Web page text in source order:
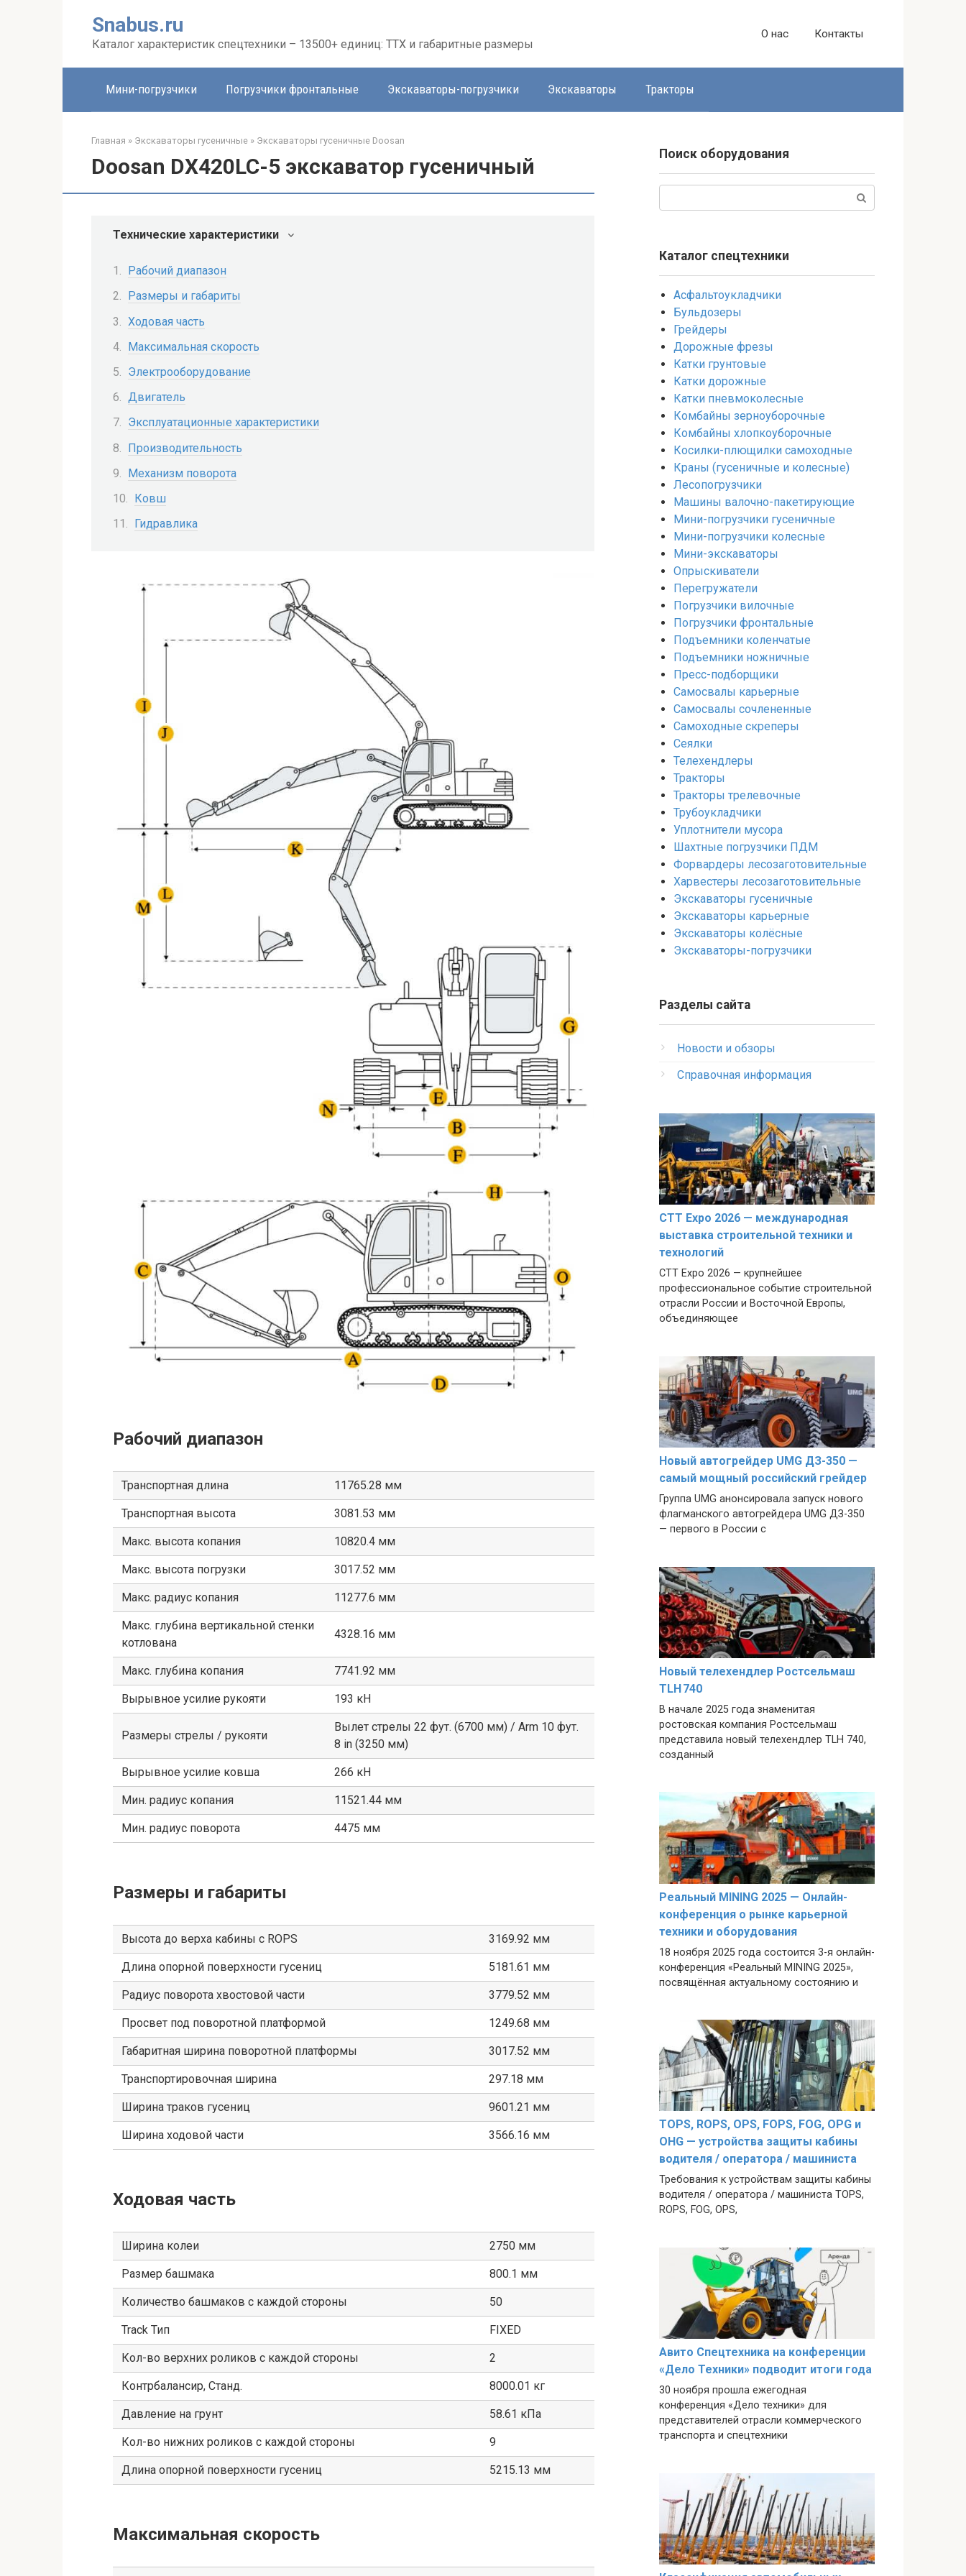
Snabus.ru
Каталог характеристик спецтехники – 13500+ единиц: ТТХ и габаритные размеры
О нас Контакты
Мини-погрузчики Погрузчики фронтальные Экскаваторы-погрузчики Экскаваторы Тракторы
Главная » Экскаваторы гусеничные » Экскаваторы гусеничные Doosan
Doosan DX420LC-5 экскаватор гусеничный
Технические характеристики
Рабочий диапазон
Размеры и габариты
Ходовая часть
Максимальная скорость
Электрооборудование
Двигатель
Эксплуатационные характеристики
Производительность
Механизм поворота
Ковш
Гидравлика
Рабочий диапазон
Транспортная длина 11765.28 мм
Транспортная высота 3081.53 мм
Макс. высота копания 10820.4 мм
Макс. высота погрузки 3017.52 мм
Макс. радиус копания 11277.6 мм
Макс. глубина вертикальной стенки
котлована
4328.16 мм
Макс. глубина копания 7741.92 мм
Вырывное усилие рукояти 193 кН
Размеры стрелы / рукояти
Вылет стрелы 22 фут. (6700 мм) / Arm 10 фут.
8 in (3250 мм)
Вырывное усилие ковша 266 кН
Мин. радиус копания 11521.44 мм
Мин. радиус поворота 4475 мм
Размеры и габариты
Высота до верха кабины с ROPS 3169.92 мм
Длина опорной поверхности гусениц 5181.61 мм
Радиус поворота хвостовой части 3779.52 мм
Просвет под поворотной платформой 1249.68 мм
Габаритная ширина поворотной платформы 3017.52 мм
Транспортировочная ширина 297.18 мм
Ширина траков гусениц 9601.21 мм
Ширина ходовой части 3566.16 мм
Ходовая часть
Ширина колеи 2750 мм
Размер башмака 800.1 мм
Количество башмаков с каждой стороны 50
Track Тип FIXED
Кол-во верхних роликов с каждой стороны 2
Контрбалансир, Станд. 8000.01 кг
Давление на грунт 58.61 кПа
Кол-во нижних роликов с каждой стороны 9
Длина опорной поверхности гусениц 5215.13 мм
Максимальная скорость
Поиск оборудования
Каталог спецтехники
Асфальтоукладчики
Бульдозеры
Грейдеры
Дорожные фрезы
Катки грунтовые
Катки дорожные
Катки пневмоколесные
Комбайны зерноуборочные
Комбайны хлопкоуборочные
Косилки-плющилки самоходные
Краны (гусеничные и колесные)
Лесопогрузчики
Машины валочно-пакетирующие
Мини-погрузчики гусеничные
Мини-погрузчики колесные
Мини-экскаваторы
Опрыскиватели
Перегружатели
Погрузчики вилочные
Погрузчики фронтальные
Подъемники коленчатые
Подъемники ножничные
Пресс-подборщики
Самосвалы карьерные
Самосвалы сочлененные
Самоходные скреперы
Сеялки
Телехендлеры
Тракторы
Тракторы трелевочные
Трубоукладчики
Уплотнители мусора
Шахтные погрузчики ПДМ
Форвардеры лесозаготовительные
Харвестеры лесозаготовительные
Экскаваторы гусеничные
Экскаваторы карьерные
Экскаваторы колёсные
Экскаваторы-погрузчики
Разделы сайта
Новости и обзоры
Справочная информация
CTT Expo 2026 — международная
выставка строительной техники и
технологий
CTT Expo 2026 — крупнейшее
профессиональное событие строительной
отрасли России и Восточной Европы,
объединяющее
Новый автогрейдер UMG ДЗ-350 —
самый мощный российский грейдер
Группа UMG анонсировала запуск нового
флагманского автогрейдера UMG ДЗ-350
— первого в России с
Новый телехендлер Ростсельмаш
TLH 740
В начале 2025 года знаменитая
ростовская компания Ростсельмаш
представила новый телехендлер TLH 740,
созданный
Реальный MINING 2025 — Онлайн-
конференция о рынке карьерной
техники и оборудования
18 ноября 2025 года состоится 3-я онлайн-
конференция «Реальный MINING 2025»,
посвящённая актуальному состоянию и
TOPS, ROPS, OPS, FOPS, FOG, OPG и
OHG — устройства защиты кабины
водителя / оператора / машиниста
Требования к устройствам защиты кабины
водителя / оператора / машиниста TOPS,
ROPS, FOG, OPS,
Авито Спецтехника на конференции
«Дело Техники» подводит итоги года
30 ноября прошла ежегодная
конференция «Дело техники» для
представителей отрасли коммерческого
транспорта и спецтехники